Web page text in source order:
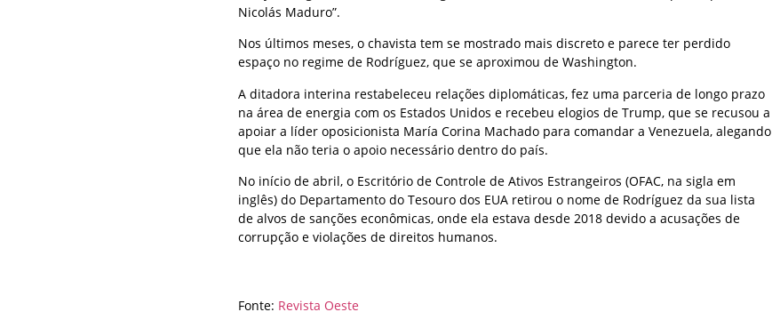
Nicolás Maduro”.
Nos últimos meses, o chavista tem se mostrado mais discreto e parece ter perdido
espaço no regime de Rodríguez, que se aproximou de Washington.
A ditadora interina restabeleceu relações diplomáticas, fez uma parceria de longo prazo
na área de energia com os Estados Unidos e recebeu elogios de Trump, que se recusou a
apoiar a líder oposicionista María Corina Machado para comandar a Venezuela, alegando
que ela não teria o apoio necessário dentro do país.
No início de abril, o Escritório de Controle de Ativos Estrangeiros (OFAC, na sigla em
inglês) do Departamento do Tesouro dos EUA retirou o nome de Rodríguez da sua lista
de alvos de sanções econômicas, onde ela estava desde 2018 devido a acusações de
corrupção e violações de direitos humanos.
Fonte: Revista Oeste